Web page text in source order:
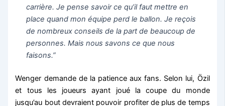
carrière. Je pense savoir ce qu’il faut mettre en
place quand mon équipe perd le ballon. Je reçois
de nombreux conseils de la part de beaucoup de
personnes. Mais nous savons ce que nous
faisons.”
Wenger demande de la patience aux fans. Selon lui, Özil
et tous les joueurs ayant joué la coupe du monde
jusqu’au bout devraient pouvoir profiter de plus de temps